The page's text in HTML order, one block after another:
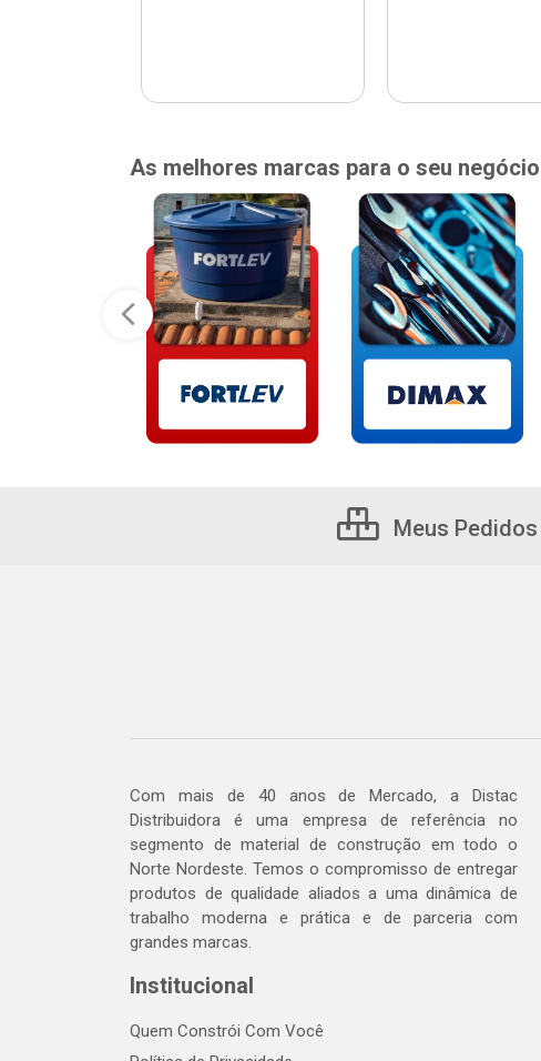
As melhores marcas para o seu negócio
Meus Pedidos
Com mais de 40 anos de Mercado, a Distac
Distribuidora é uma empresa de referência no
segmento de material de construção em todo o
Norte Nordeste. Temos o compromisso de entregar
produtos de qualidade aliados a uma dinâmica de
trabalho moderna e prática e de parceria com
grandes marcas.
Institucional
Quem Constrói Com Você